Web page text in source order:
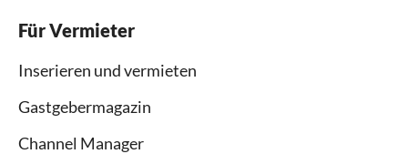
Für Vermieter
Inserieren und vermieten
Gastgebermagazin
Channel Manager